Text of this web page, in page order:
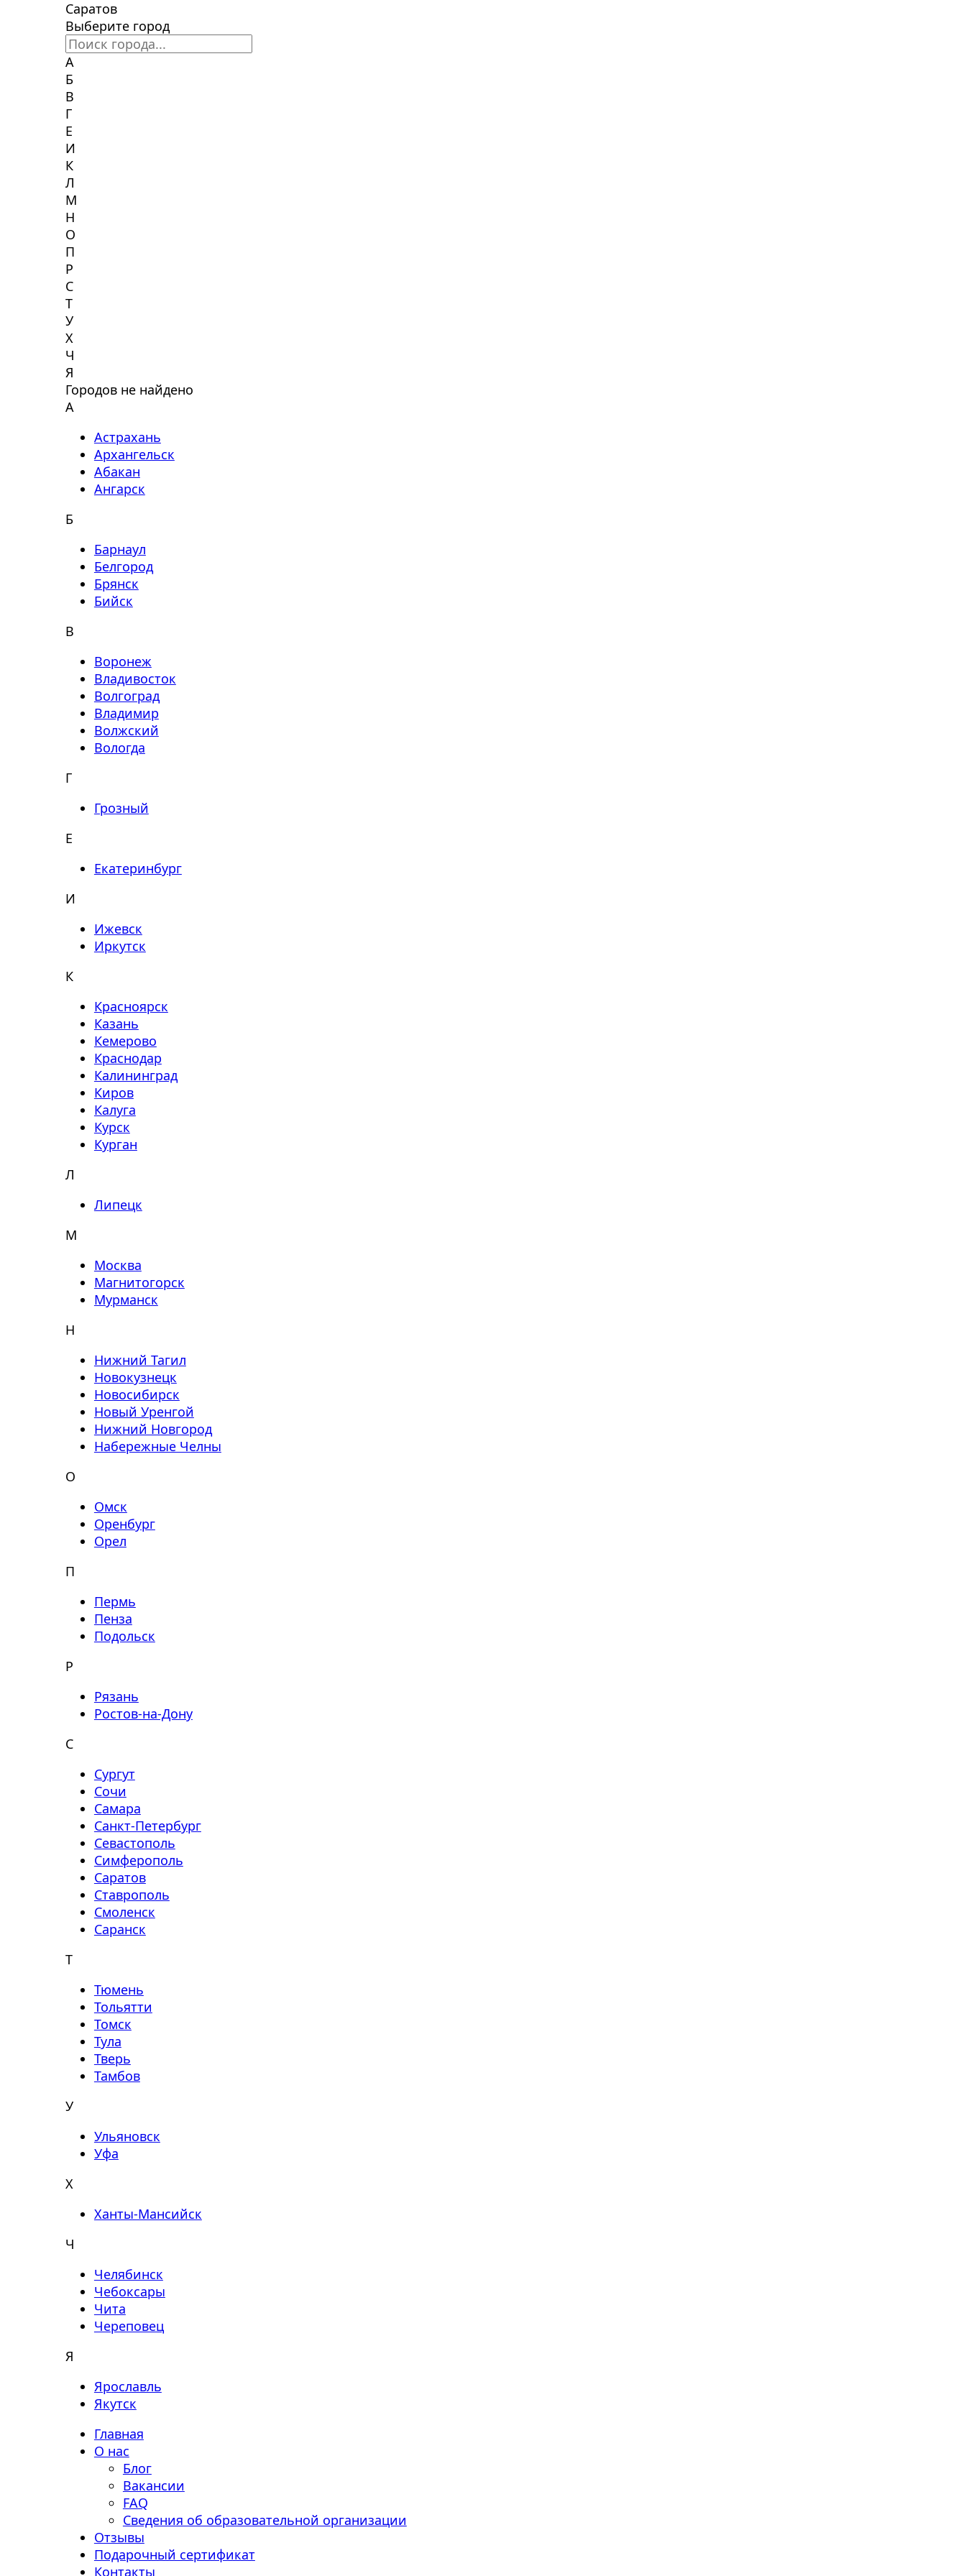
Саратов
Выберите город
А
Б
В
Г
Е
И
К
Л
М
Н
О
П
Р
С
Т
У
Х
Ч
Я
Городов не найдено
А
Астрахань
Архангельск
Абакан
Ангарск
Б
Барнаул
Белгород
Брянск
Бийск
В
Воронеж
Владивосток
Волгоград
Владимир
Волжский
Вологда
Г
Грозный
Е
Екатеринбург
И
Ижевск
Иркутск
К
Красноярск
Казань
Кемерово
Краснодар
Калининград
Киров
Калуга
Курск
Курган
Л
Липецк
М
Москва
Магнитогорск
Мурманск
Н
Нижний Тагил
Новокузнецк
Новосибирск
Новый Уренгой
Нижний Новгород
Набережные Челны
О
Омск
Оренбург
Орел
П
Пермь
Пенза
Подольск
Р
Рязань
Ростов-на-Дону
С
Сургут
Сочи
Самара
Санкт-Петербург
Севастополь
Симферополь
Саратов
Ставрополь
Смоленск
Саранск
Т
Тюмень
Тольятти
Томск
Тула
Тверь
Тамбов
У
Ульяновск
Уфа
Х
Ханты-Мансийск
Ч
Челябинск
Чебоксары
Чита
Череповец
Я
Ярославль
Якутск
Главная
О нас
Блог
Вакансии
FAQ
Сведения об образовательной организации
Отзывы
Подарочный сертификат
Контакты